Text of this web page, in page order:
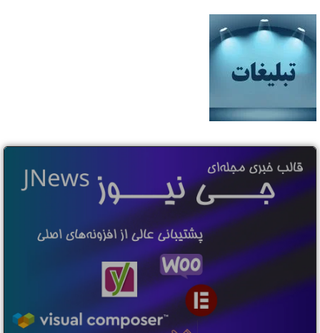
Banner subtitle text
Banner title, click to edit.